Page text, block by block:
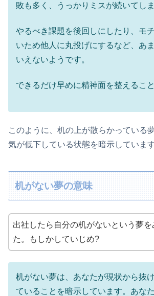
敗も多く、うっかりミスが続いてし
やるべき課題を後回しにしたり、モ
いため他人に丸投げにするなど、あ
いえないようです。
できるだけ早めに精神面を整えるこ
このように、机の上が散らかっている
気が低下している状態を暗示しています
机がない夢の意味
出社したら自分の机がないという夢を
た。もしかしていじめ?
机がない夢は、あなたが現状から抜
ていることを暗示しています。あな